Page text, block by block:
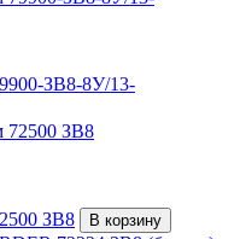
ЗВ8-8У/13-
ЗВ8
В корзину